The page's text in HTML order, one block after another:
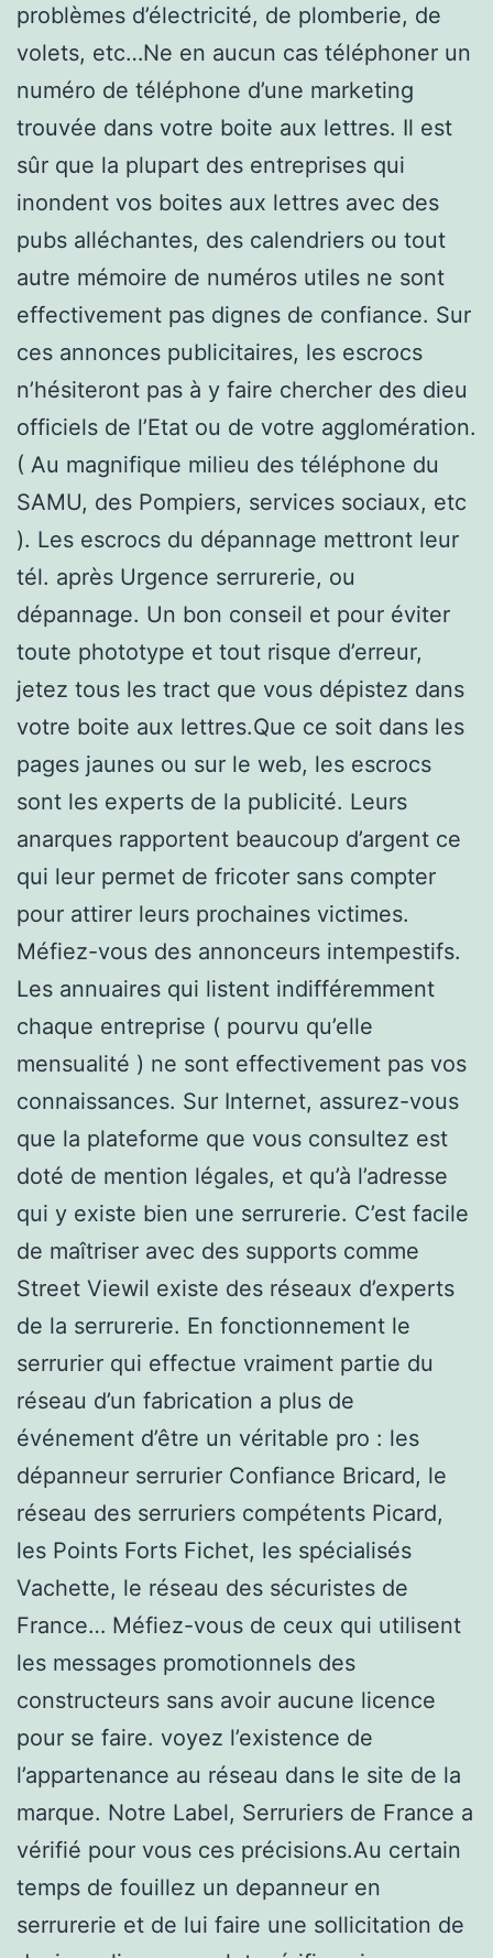
problèmes d’électricité, de plomberie, de
volets, etc…Ne en aucun cas téléphoner un
numéro de téléphone d’une marketing
trouvée dans votre boite aux lettres. Il est
sûr que la plupart des entreprises qui
inondent vos boites aux lettres avec des
pubs alléchantes, des calendriers ou tout
autre mémoire de numéros utiles ne sont
effectivement pas dignes de confiance. Sur
ces annonces publicitaires, les escrocs
n’hésiteront pas à y faire chercher des dieu
officiels de l’Etat ou de votre agglomération.
( Au magnifique milieu des téléphone du
SAMU, des Pompiers, services sociaux, etc
). Les escrocs du dépannage mettront leur
tél. après Urgence serrurerie, ou
dépannage. Un bon conseil et pour éviter
toute phototype et tout risque d’erreur,
jetez tous les tract que vous dépistez dans
votre boite aux lettres.Que ce soit dans les
pages jaunes ou sur le web, les escrocs
sont les experts de la publicité. Leurs
anarques rapportent beaucoup d’argent ce
qui leur permet de fricoter sans compter
pour attirer leurs prochaines victimes.
Méfiez-vous des annonceurs intempestifs.
Les annuaires qui listent indifféremment
chaque entreprise ( pourvu qu’elle
mensualité ) ne sont effectivement pas vos
connaissances. Sur Internet, assurez-vous
que la plateforme que vous consultez est
doté de mention légales, et qu’à l’adresse
qui y existe bien une serrurerie. C’est facile
de maîtriser avec des supports comme
Street Viewil existe des réseaux d’experts
de la serrurerie. En fonctionnement le
serrurier qui effectue vraiment partie du
réseau d’un fabrication a plus de
événement d’être un véritable pro : les
dépanneur serrurier Confiance Bricard, le
réseau des serruriers compétents Picard,
les Points Forts Fichet, les spécialisés
Vachette, le réseau des sécuristes de
France… Méfiez-vous de ceux qui utilisent
les messages promotionnels des
constructeurs sans avoir aucune licence
pour se faire. voyez l’existence de
l’appartenance au réseau dans le site de la
marque. Notre Label, Serruriers de France a
vérifié pour vous ces précisions.Au certain
temps de fouillez un depanneur en
serrurerie et de lui faire une sollicitation de